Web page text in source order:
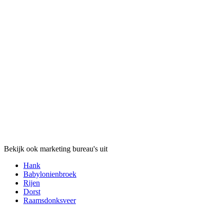
Bekijk ook marketing bureau's uit
Hank
Babylonienbroek
Rijen
Dorst
Raamsdonksveer